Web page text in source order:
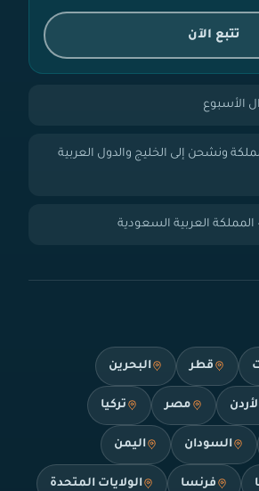
تتبع الآن
الأسبوع
ونشحن إلى الخليج والدول العربية
المملكة العربية السعودية
قطر البحرين
مصر تركيا
السودان اليمن
فرنسا الولايات المتحدة